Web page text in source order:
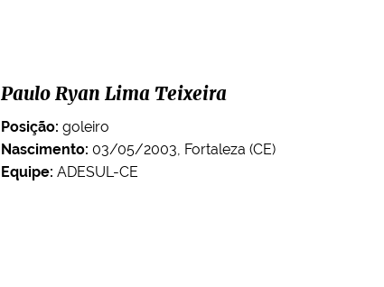
Paulo Ryan Lima Teixeira
Posição: goleiro
Nascimento: 03/05/2003, Fortaleza (CE)
Equipe: ADESUL-CE